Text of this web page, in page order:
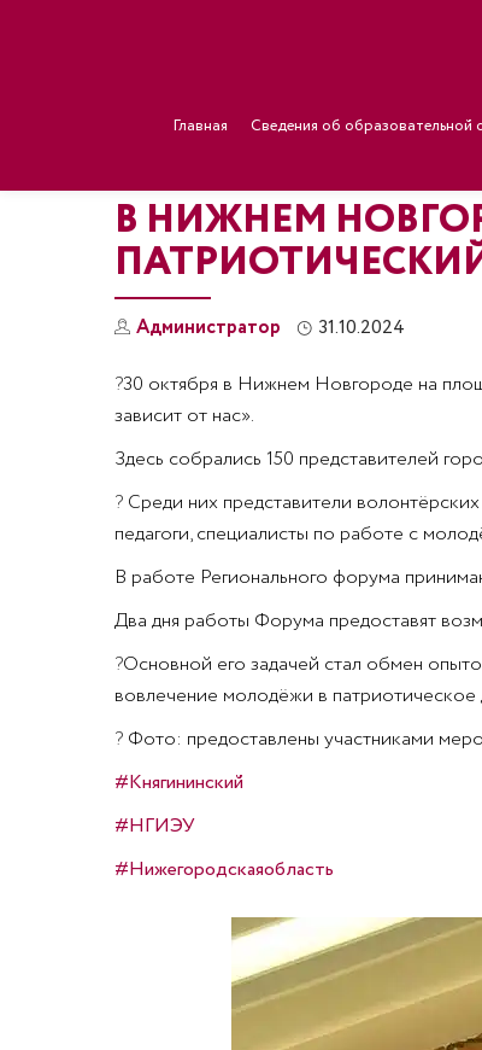
Главная Сведения об образовательной
В НИЖНЕМ
Администратор 31.10.2024
?30 октября в Нижнем Новгороде на
зависит от нас».
Здесь собрались 150 представителей
?Среди них представители
педагоги, специалисты по работе с
В работе Регионального форума
Два дня работы Форума предоставят
?Основной его задачей стал обмен
вовлечение молодёжи в патриотическое
?Фото: предоставлены участниками
#Княгининский
#НГИЭУ
#Нижегородскаяобласть